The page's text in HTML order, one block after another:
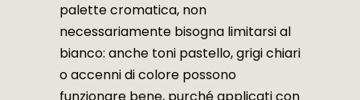
palette cromatica, non
necessariamente bisogna limitarsi al
bianco: anche toni pastello, grigi chiari
o accenni di colore possono